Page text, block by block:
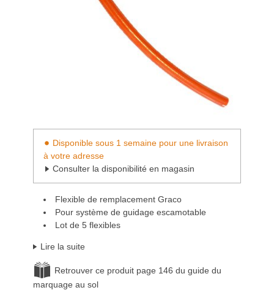
Disponible sous 1 semaine pour une livraison
à votre adresse
Consulter la disponibilité en magasin
Flexible de remplacement Graco
Pour système de guidage escamotable
Lot de 5 flexibles
Lire la suite
Retrouver ce produit page 146 du guide du
marquage au sol